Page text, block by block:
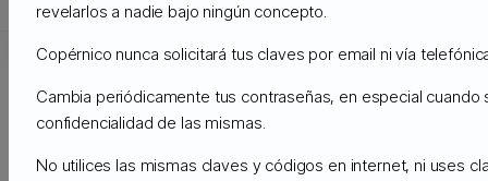
Mis Tickets de Soporte Anuncios Preguntas Frecuentes -
Error Outlook 0x80040900 Imprimir
revelarlos a nadie bajo ningún concepto.
Copérnico nunca solicitará tus claves por email ni vía
Cambia periódicamente tus contraseñas, en especial
confidencialidad de las mismas.
No utilices las mismas claves y códigos en internet, ni uses